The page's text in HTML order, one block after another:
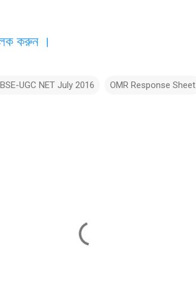
করুন ।
UGC NET July 2016 OMR Response Sheet